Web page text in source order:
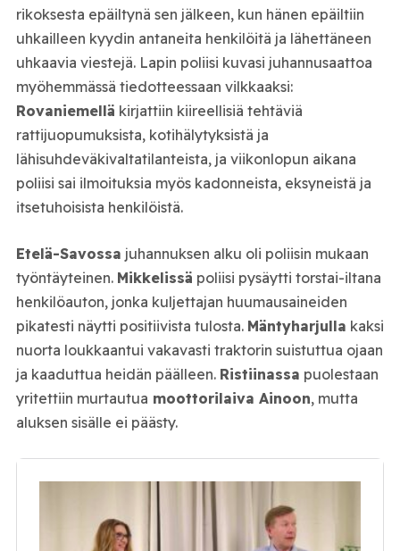
rikoksesta epäiltynä sen jälkeen, kun hänen epäiltiin
uhkailleen kyydin antaneita henkilöitä ja lähettäneen
uhkaavia viestejä. Lapin poliisi kuvasi juhannusaattoa
myöhemmässä tiedotteessaan vilkkaaksi:
Rovaniemellä kirjattiin kiireellisiä tehtäviä
rattijuopumuksista, kotihälytyksistä ja
lähisuhdeväkivaltatilanteista, ja viikonlopun aikana
poliisi sai ilmoituksia myös kadonneista, eksyneistä ja
itsetuhoisista henkilöistä.
Etelä-Savossa juhannuksen alku oli poliisin mukaan
työntäyteinen. Mikkelissä poliisi pysäytti torstai-iltana
henkilöauton, jonka kuljettajan huumausaineiden
pikatesti näytti positiivista tulosta. Mäntyharjulla kaksi
nuorta loukkaantui vakavasti traktorin suistuttua ojaan
ja kaaduttua heidän päälleen. Ristiinassa puolestaan
yritettiin murtautua moottorilaiva Ainoon, mutta
aluksen sisälle ei päästy.